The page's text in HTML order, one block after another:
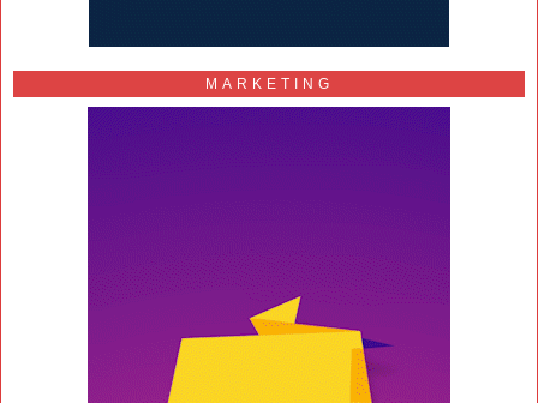
MARKETING